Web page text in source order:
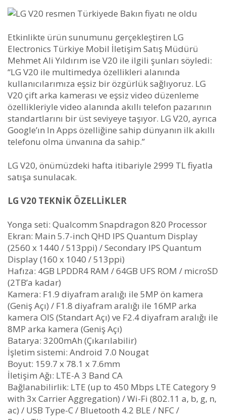
Etkinlikte ürün sunumunu gerçekleştiren LG
Electronics Türkiye Mobil İletişim Satış Müdürü
Mehmet Ali Yıldırım ise V20 ile ilgili şunları söyledi:
“LG V20 ile multimedya özellikleri alanında
kullanıcılarımıza eşsiz bir özgürlük sağlıyoruz. LG
V20 çift arka kamerası ve eşsiz video düzenleme
özellikleriyle video alanında akıllı telefon pazarının
standartlarını bir üst seviyeye taşıyor. LG V20, ayrıca
Google’ın In Apps özelliğine sahip dünyanın ilk akıllı
telefonu olma ünvanına da sahip.”
LG V20, önümüzdeki hafta itibariyle 2999 TL fiyatla
satışa sunulacak.
LG V20 TEKNİK ÖZELLİKLER
Yonga seti: Qualcomm Snapdragon 820 Processor
Ekran: Main 5.7-inch QHD IPS Quantum Display
(2560 x 1440 / 513ppi) / Secondary IPS Quantum
Display (160 x 1040 / 513ppi)
Hafıza: 4GB LPDDR4 RAM / 64GB UFS ROM / microSD
(2TB’a kadar)
Kamera: F1.9 diyafram aralığı ile 5MP ön kamera
(Geniş Açı) / F1.8 diyafram aralığı ile 16MP arka
kamera OIS (Standart Açı) ve F2.4 diyafram aralığı ile
8MP arka kamera (Geniş Açı)
Batarya: 3200mAh (Çıkarılabilir)
İşletim sistemi: Android 7.0 Nougat
Boyut: 159.7 x 78.1 x 7.6mm
İletişim Ağı: LTE-A 3 Band CA
Bağlanabilirlik: LTE (up to 450 Mbps LTE Category 9
with 3x Carrier Aggregation) / Wi-Fi (802.11 a, b, g, n,
ac) / USB Type-C / Bluetooth 4.2 BLE / NFC /